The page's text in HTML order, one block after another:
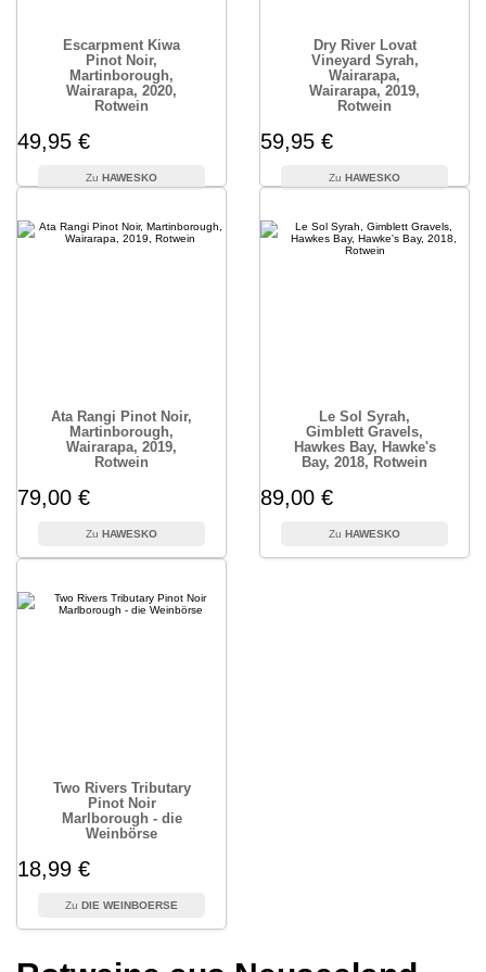
Escarpment Kiwa
Pinot Noir,
Martinborough,
Wairarapa, 2020,
Rotwein
49,95 €
HAWESKO
Dry River Lovat
Vineyard Syrah,
Wairarapa,
Wairarapa, 2019,
Rotwein
59,95 €
HAWESKO
Ata Rangi Pinot Noir,
Martinborough,
Wairarapa, 2019,
Rotwein
79,00 €
HAWESKO
Le Sol Syrah,
Gimblett Gravels,
Hawkes Bay, Hawke's
Bay, 2018, Rotwein
89,00 €
HAWESKO
Two Rivers Tributary
Pinot Noir
Marlborough - die
Weinbörse
18,99 €
DIE WEINBOERSE